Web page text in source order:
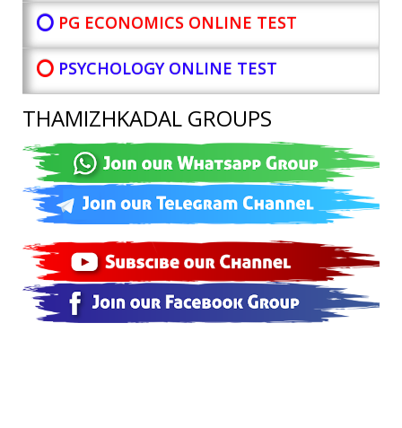
⭕ PG ECONOMICS ONLINE TEST
⭕ PSYCHOLOGY ONLINE TEST
THAMIZHKADAL GROUPS